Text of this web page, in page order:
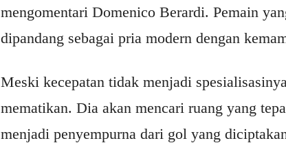
mengomentari Domenico Berardi. Pemain
dipandang sebagai pria modern dengan
Meski kecepatan tidak menjadi
mematikan. Dia akan mencari ruang yang
menjadi penyempurna dari gol yang